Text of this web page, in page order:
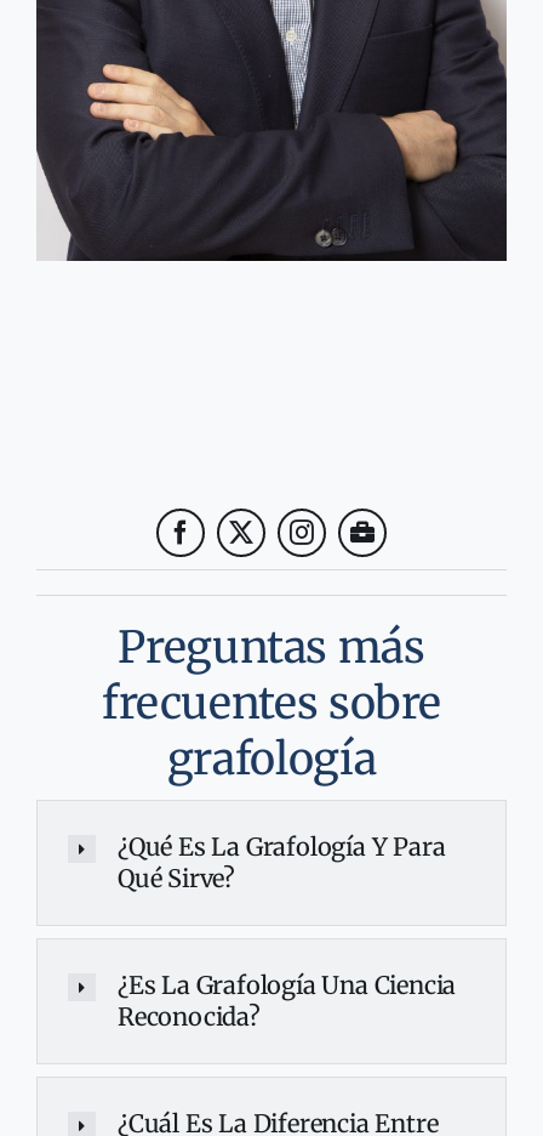
Preguntas más
frecuentes sobre
grafología
¿Qué Es La Grafología Y Para
Qué Sirve?
¿Es La Grafología Una Ciencia
Reconocida?
¿Cuál Es La Diferencia Entre